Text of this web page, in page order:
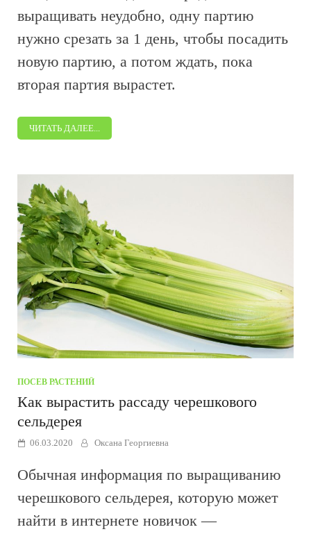
выращивать неудобно, одну партию
нужно срезать за 1 день, чтобы посадить
новую партию, а потом ждать, пока
вторая партия вырастет.
ЧИТАТЬ ДАЛЕЕ...
ПОСЕВ РАСТЕНИЙ
Как вырастить рассаду черешкового
сельдерея
06.03.2020 Оксана Георгиевна
Обычная информация по выращиванию
черешкового сельдерея, которую может
найти в интернете новичок —